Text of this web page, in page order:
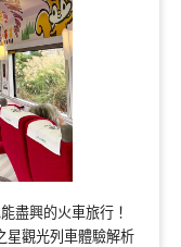
盡興的火車旅行！
星觀光列車體驗解析